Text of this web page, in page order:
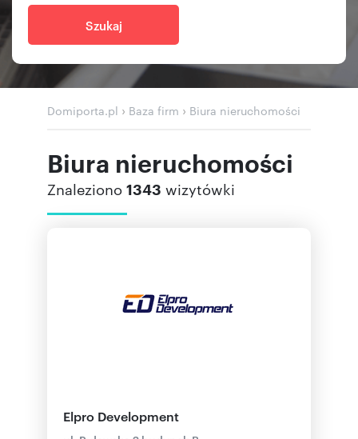
Szukaj
Domiporta.pl › Baza firm › Biura nieruchomości
Biura nieruchomości
Znaleziono 1343 wizytówki
Elpro Development